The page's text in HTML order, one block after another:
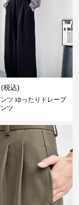
(税込)
ツ ゆったりドレープ
ツ